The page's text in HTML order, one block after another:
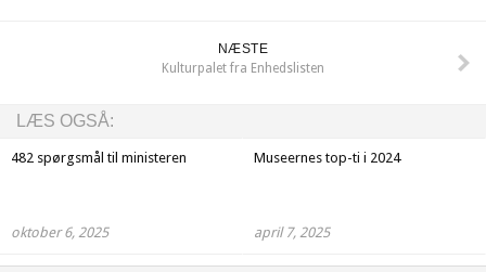
NÆSTE
Kulturpalet fra Enhedslisten
LÆS OGSÅ:
482 spørgsmål til ministeren
oktober 6, 2025
Museernes top-ti i 2024
april 7, 2025